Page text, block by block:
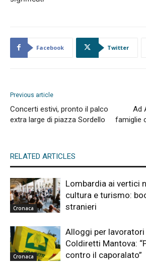
Facebook Twitter
Previous article
Concerti estivi, pronto il palco
extra large di piazza Sordello
Ad
famiglie
RELATED ARTICLES
Cronaca
Lombardia ai vertici
cultura e turismo:
stranieri
Cronaca
Alloggi per
Coldiretti Mantova:
contro il caporalato”